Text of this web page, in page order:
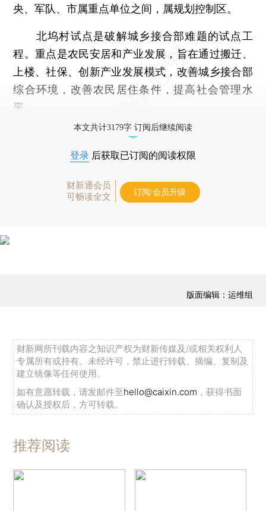
央、军队、市属重点单位之间，属规划控制区。
北坞村试点是破解城乡接合部难题的试点工
程。重点是农民安居和产业发展，旨在通过搬迁、
上楼、社保、创新产业发展模式，改善城乡接合部
综合环境，改善农民居住条件，提高社会管理水
平。
本文共计3179字 订阅后继续阅读
登录 后获取已订阅的阅读权限
财新通会员
可畅读全文
订阅/会员升级
版面编辑：运维组
财新网所刊载内容之知识产权为财新传媒及/或相关权利人
专属所有或持有。未经许可，禁止进行转载、摘编、复制及
建立镜像等任何使用。
如有意愿转载，请发邮件至hello@caixin.com ，获得书面
确认及授权后，方可转载。
推荐阅读